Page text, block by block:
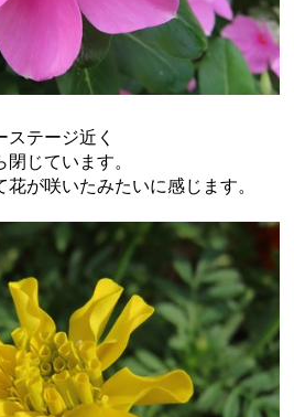
テージ近く
じています。
が咲いたみたいに感じます。